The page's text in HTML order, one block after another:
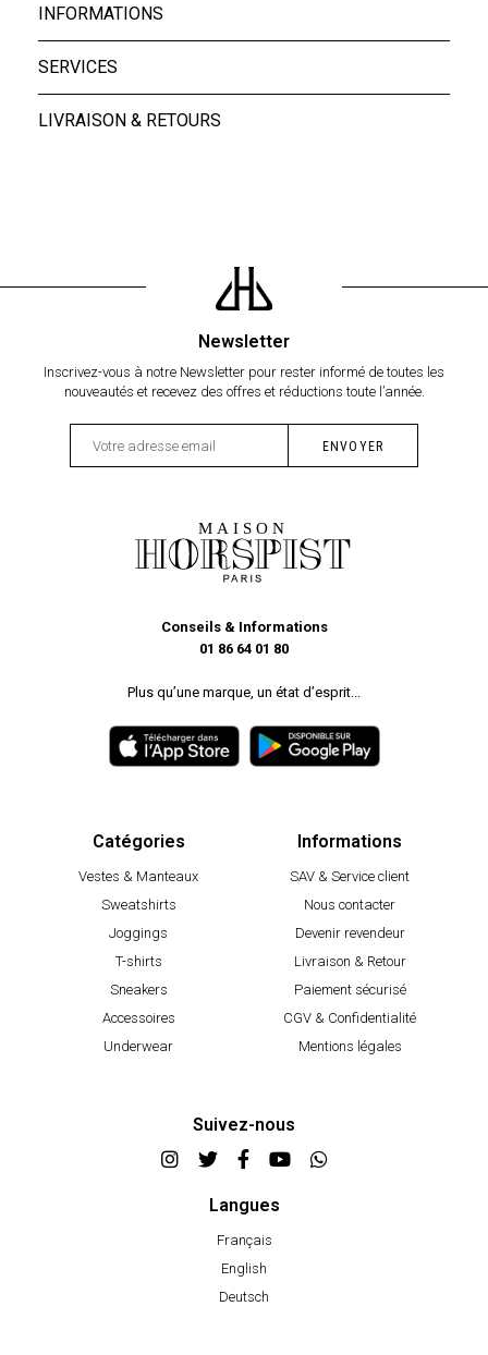
INFORMATIONS
SERVICES
LIVRAISON & RETOURS
Newsletter
Inscrivez-vous à notre Newsletter pour rester informé de toutes les
nouveautés et recevez des offres et réductions toute l’année.
Conseils & Informations
01 86 64 01 80
Plus qu’une marque, un état d’esprit...
Catégories
Vestes & Manteaux
Sweatshirts
Joggings
T-shirts
Sneakers
Accessoires
Underwear
Informations
SAV & Service client
Nous contacter
Devenir revendeur
Livraison & Retour
Paiement sécurisé
CGV & Confidentialité
Mentions légales
Suivez-nous
Langues
Français
English
Deutsch